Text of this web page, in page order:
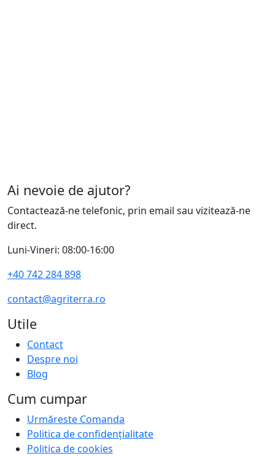
Ai nevoie de ajutor?
Contactează-ne telefonic, prin email sau vizitează-ne
direct.
Luni-Vineri: 08:00-16:00
+40 742 284 898
contact@agriterra.ro
Utile
Contact
Despre noi
Blog
Cum cumpar
Urmăreste Comanda
Politica de confidențialitate
Politica de cookies